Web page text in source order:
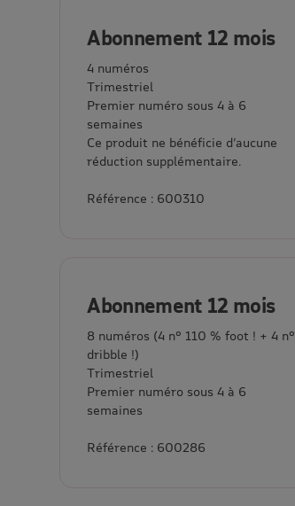
Abonnement 12 mois
4 numéros
Trimestriel
Premier numéro sous 4 à 6
semaines
Ce produit ne bénéficie d’aucune
réduction supplémentaire.
Référence : 600310
Abonnement 12 mois
8 numéros (4 n° 110 % foot ! + 4 n°
dribble !)
Trimestriel
Premier numéro sous 4 à 6
semaines
Référence : 600286